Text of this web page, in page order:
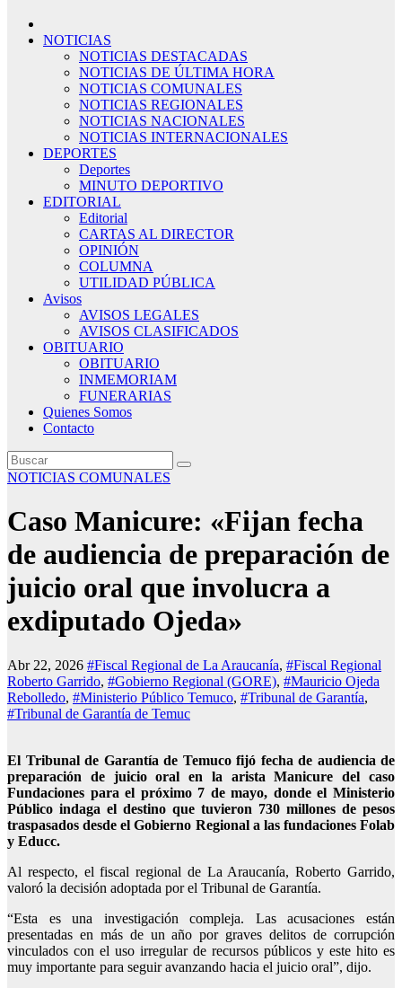
NOTICIAS
NOTICIAS DESTACADAS
NOTICIAS DE ÚLTIMA HORA
NOTICIAS COMUNALES
NOTICIAS REGIONALES
NOTICIAS NACIONALES
NOTICIAS INTERNACIONALES
DEPORTES
Deportes
MINUTO DEPORTIVO
EDITORIAL
Editorial
CARTAS AL DIRECTOR
OPINIÓN
COLUMNA
UTILIDAD PÚBLICA
Avisos
AVISOS LEGALES
AVISOS CLASIFICADOS
OBITUARIO
OBITUARIO
INMEMORIAM
FUNERARIAS
Quienes Somos
Contacto
NOTICIAS COMUNALES
Caso Manicure: «Fijan fecha
de audiencia de preparación de
juicio oral que involucra a
exdiputado Ojeda»
Abr 22, 2026 #Fiscal Regional de La Araucanía, #Fiscal Regional
Roberto Garrido, #Gobierno Regional (GORE), #Mauricio Ojeda
Rebolledo, #Ministerio Público Temuco, #Tribunal de Garantía,
#Tribunal de Garantía de Temuc
El Tribunal de Garantía de Temuco fijó fecha de audiencia de
preparación de juicio oral en la arista Manicure del caso
Fundaciones para el próximo 7 de mayo, donde el Ministerio
Público indaga el destino que tuvieron 730 millones de pesos
traspasados desde el Gobierno Regional a las fundaciones Folab
y Educc.
Al respecto, el fiscal regional de La Araucanía, Roberto Garrido,
valoró la decisión adoptada por el Tribunal de Garantía.
“Esta es una investigación compleja. Las acusaciones están
presentadas en más de un año por graves delitos de corrupción
vinculados con el uso irregular de recursos públicos y este hito es
muy importante para seguir avanzando hacia el juicio oral”, dijo.